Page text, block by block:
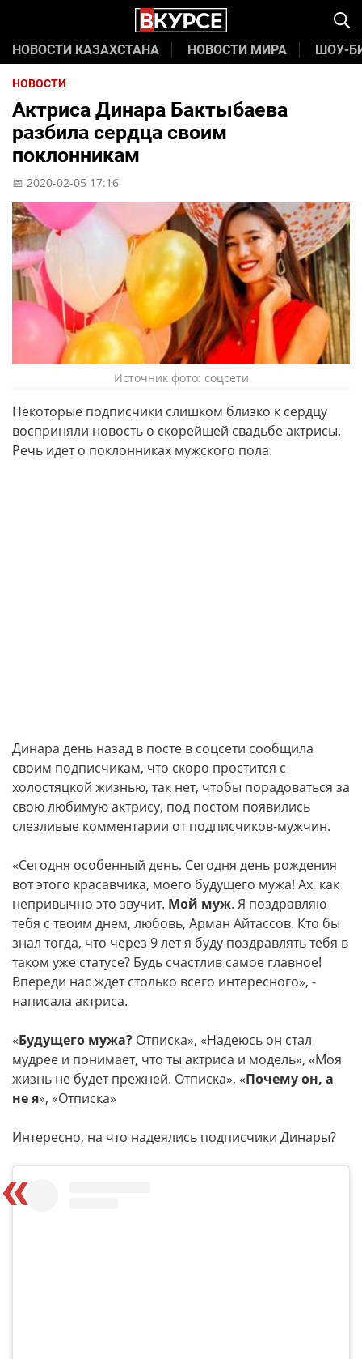
НОВОСТИ КАЗАХСТАНА НОВОСТИ МИРА ШОУ-
НОВОСТИ
Актриса Динара Бактыбаева
разбила сердца своим
поклонникам
📅 2020-02-05 17:16
Источник фото: соцсети
Некоторые подписчики слишком близко к сердцу
восприняли новость о скорейшей свадьбе актрисы.
Речь идет о поклонниках мужского пола.
Динара день назад в посте в соцсети сообщила
своим подписчикам, что скоро простится с
холостяцкой жизнью, так нет, чтобы порадоваться за
свою любимую актрису, под постом появились
слезливые комментарии от подписчиков-мужчин.
«Сегодня особенный день. Сегодня день рождения
вот этого красавчика, моего будущего мужа! Ах, как
непривычно это звучит. Мой муж. Я поздравляю
тебя с твоим днем, любовь, Арман Айтассов. Кто бы
знал тогда, что через 9 лет я буду поздравлять тебя в
таком уже статусе? Будь счастлив самое главное!
Впереди нас ждет столько всего интересного», -
написала актриса.
«Будущего мужа? Отписка», «Надеюсь он стал
мудрее и понимает, что ты актриса и модель», «Моя
жизнь не будет прежней. Отписка», «Почему он, а
не я», «Отписка»
Интересно, на что надеялись подписчики Динары?